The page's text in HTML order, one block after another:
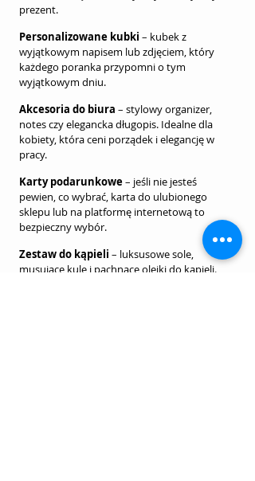
prezent.
Personalizowane kubki – kubek z
wyjątkowym napisem lub zdjęciem, który
każdego poranka przypomni o tym
wyjątkowym dniu.
Akcesoria do biura – stylowy organizer,
notes czy elegancka długopis. Idealne dla
kobiety, która ceni porządek i elegancję w
pracy.
Karty podarunkowe – jeśli nie jesteś
pewien, co wybrać, karta do ulubionego
sklepu lub na platformę internetową to
bezpieczny wybór.
Zestaw do kąpieli – luksusowe sole,
musujące kule i pachnące olejki do kąpieli.